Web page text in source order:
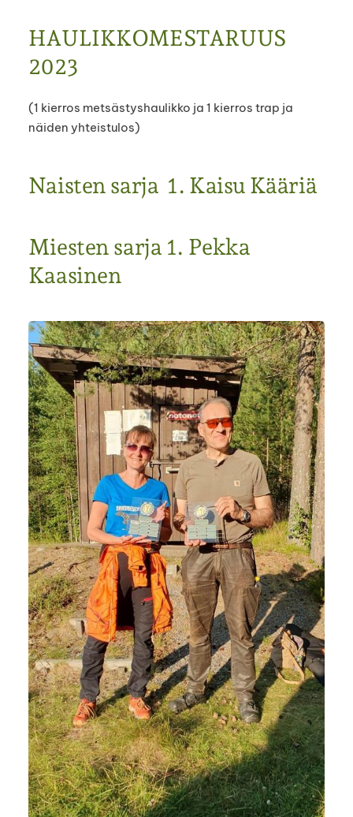
HAULIKKOMESTARUUS
2023
(1 kierros metsästyshaulikko ja 1 kierros trap ja
näiden yhteistulos)
Naisten sarja 1. Kaisu Kääriä
Miesten sarja 1. Pekka
Kaasinen